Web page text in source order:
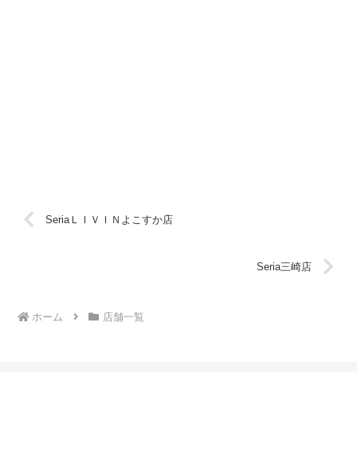
SeriaＬＩＶＩＮよこすか店
Seria三崎店
ホーム 店舗一覧